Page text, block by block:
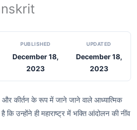
PUBLISHED
December 18,
2023
UPDATED
December 18,
2023
कीर्तन के रूप में जाने जाने वाले आध्यात्मिक
उन्होंने ही महाराष्ट्र में भक्ति आंदोलन की नींव